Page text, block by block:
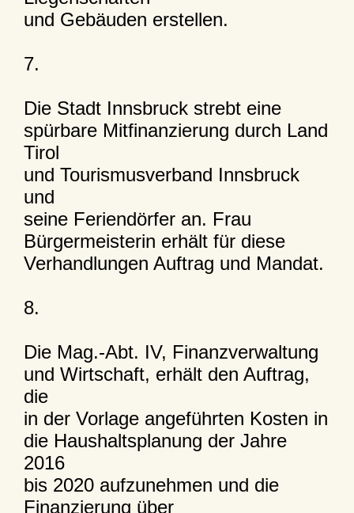
und Gebäuden erstellen.
7.
Die Stadt Innsbruck strebt eine
spürbare Mitfinanzierung durch Land
Tirol
und Tourismusverband Innsbruck
und
seine Feriendörfer an. Frau
Bürgermeisterin erhält für diese
Verhandlungen Auftrag und Mandat.
8.
Die Mag.-Abt. IV, Finanzverwaltung
und Wirtschaft, erhält den Auftrag,
die
in der Vorlage angeführten Kosten in
die Haushaltsplanung der Jahre
2016
bis 2020 aufzunehmen und die
Finanzierung über